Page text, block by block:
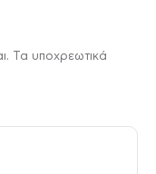
Τα υποχρεωτικά